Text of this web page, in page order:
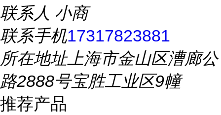
联系人 小商
联系手机17317823881
所在地址上海市金山区漕廊公
路2888号宝胜工业区9幢
推荐产品